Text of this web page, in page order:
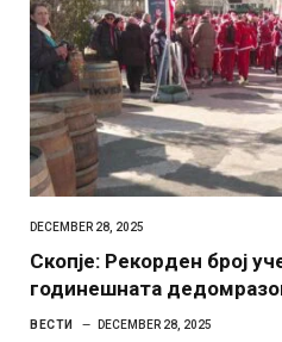
DECEMBER 28, 2025
Скопје: Рекорден број
годинешната
ВЕСТИ DECEMBER 28, 2025